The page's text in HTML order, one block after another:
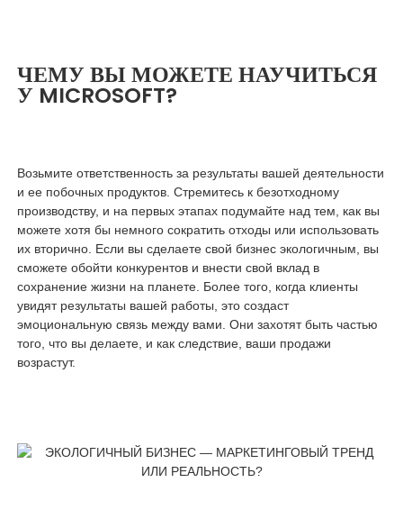
ЧЕМУ ВЫ МОЖЕТЕ НАУЧИТЬСЯ
У MICROSOFT?
Возьмите ответственность за результаты вашей деятельности
и ее побочных продуктов. Стремитесь к безотходному
производству, и на первых этапах подумайте над тем, как вы
можете хотя бы немного сократить отходы или использовать
их вторично. Если вы сделаете свой бизнес экологичным, вы
сможете обойти конкурентов и внести свой вклад в
сохранение жизни на планете. Более того, когда клиенты
увидят результаты вашей работы, это создаст
эмоциональную связь между вами. Они захотят быть частью
того, что вы делаете, и как следствие, ваши продажи
возрастут.